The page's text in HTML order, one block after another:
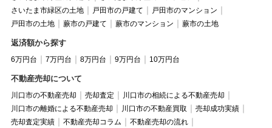
さいたま市緑区の土地
戸田市の戸建て
戸田市のマンション
戸田市の土地
蕨市の戸建て 蕨市のマンション 蕨市の土地
返済額から探す
6万円台 7万円台 8万円台 9万円台 10万円台
不動産売却について
川口市の不動産売却 売却査定
川口市の相続による不動産売却
川口市の離婚による不動産売却
川口市の不動産買取
売却成功実績
売却査定実績
不動産売却コラム
不動産売却の流れ